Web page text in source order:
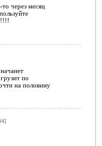
то через месяц
по
на половину